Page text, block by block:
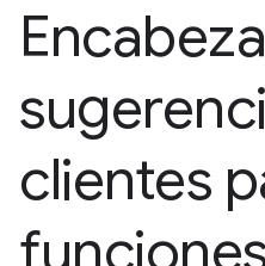
clientes